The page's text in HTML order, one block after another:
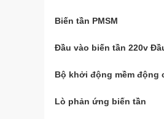
Biến tần PMSM
Đầu vào biến tần 220v
Bộ khởi động mềm động
Lò phản ứng biến tần